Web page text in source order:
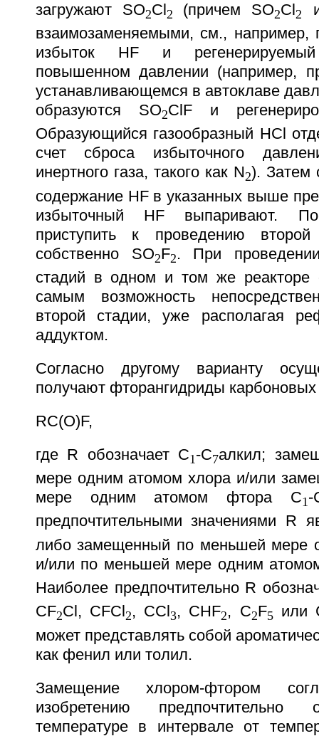
загружают SO2Cl 2 (причем SO2Cl 2
взаимозаменяемыми, см., например,
избыток HF и
повышенном давлении (например,
устанавливающемся в автоклаве
образуются SO2ClF и
Образующийся газообразный НСl
счет сброса избыточного
инертного газа, такого как N2). Затем
содержание HF в указанных выше
избыточный HF выпаривают.
приступить к проведению
собственно SO2F2. При
стадий в одном и том же реакторе
самым возможность
второй стадии, уже располагая
аддуктом.
Согласно другому варианту
получают фторангидриды
RC(O)F,
где R обозначает С1-С7алкил;
мере одним атомом хлора и/или
мере одним атомом фтора С1-
предпочтительными значениями R
либо замещенный по меньшей мере
и/или по меньшей мере одним
Наиболее предпочтительно R
CF2Cl, CFCl 2, ССl 3, CHF2, С2F5 или
может представлять собой
как фенил или толил.
Замещение хлором-фтором
изобретению предпочтительно
температуре в интервале от